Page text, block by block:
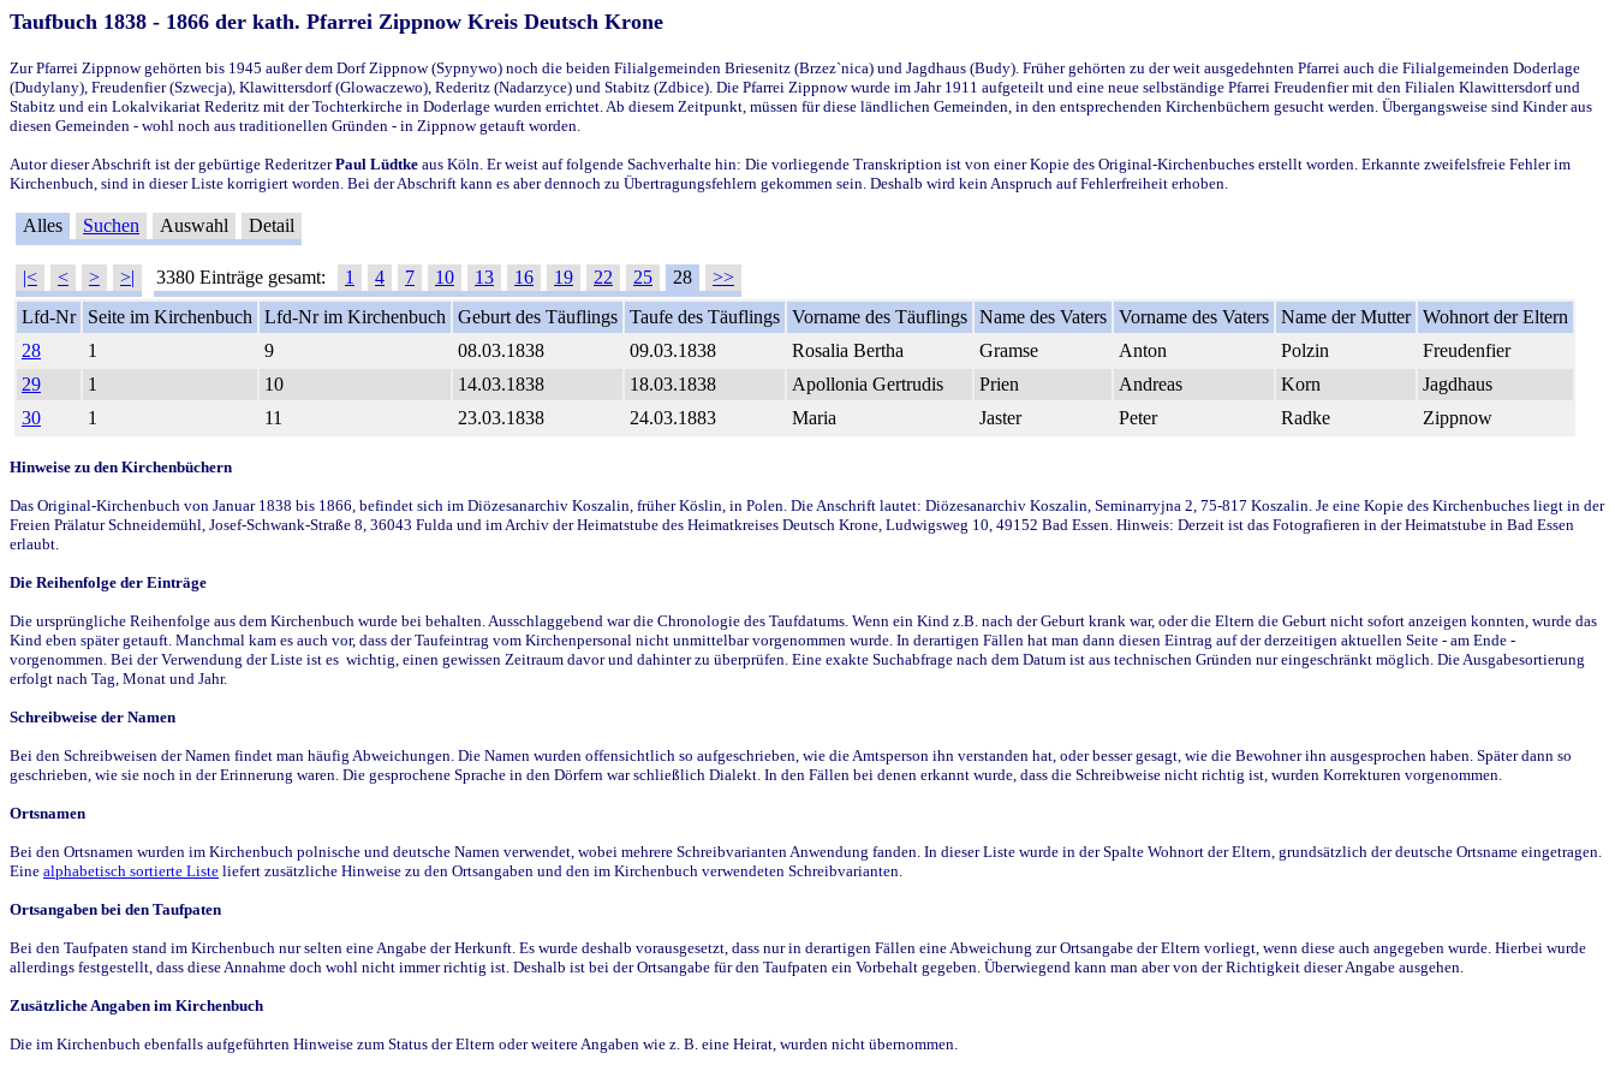
Taufbuch 1838 - 1866 der kath. Pfarrei Zippnow Kreis Deutsch Krone
Zur Pfarrei Zippnow gehörten bis 1945 außer dem Dorf Zippnow (Sypnywo) noch die beiden Filialgemeinden Briesenitz (Brzez`nica) und Jagdhaus (Budy). Früher gehörten zu der weit ausgedehnten Pfarrei auch die Filialgemeinden Doderlage
(Dudylany), Freudenfier (Szwecja), Klawittersdorf (Glowaczewo), Rederitz (Nadarzyce) und Stabitz (Zdbice). Die Pfarrei Zippnow wurde im Jahr 1911 aufgeteilt und eine neue selbständige Pfarrei Freudenfier mit den Filialen Klawittersdorf und
Stabitz und ein Lokalvikariat Rederitz mit der Tochterkirche in Doderlage wurden errichtet. Ab diesem Zeitpunkt, müssen für diese ländlichen Gemeinden, in den entsprechenden Kirchenbüchern gesucht werden. Übergangsweise sind Kinder aus
diesen Gemeinden - wohl noch aus traditionellen Gründen - in Zippnow getauft worden.
Autor dieser Abschrift ist der gebürtige RederitzerPaul Lüdtke aus Köln. Er weist auf folgende Sachverhalte hin: Die vorliegende Transkription ist von einer Kopie des Original-Kirchenbuches erstellt worden. Erkannte zweifelsfreie Fehler im
Kirchenbuch, sind in dieser Liste korrigiert worden. Bei der Abschrift kann es aber dennoch zu Übertragungsfehlern gekommen sein. Deshalb wird kein Anspruch auf Fehlerfreiheit erhoben.
Alles Suchen Auswahl Detail
|< < > >| 3380 Einträge gesamt: 1 4 7 10 13 16 19 22 25 28
>>
Lfd-Nr
Seite im Kirchenbuch Lfd-Nr im Kirchenbuch Geburt des Täuflings Taufe des Täuflings Vorname des Täuflings Name des Vaters Vorname des Vaters Name der Mutter Wohnort der Eltern
28
1 9 08.03.1838 09.03.1838 Rosalia Bertha Gramse Anton Polzin
Freudenfier
29
1 10 14.03.1838 18.03.1838 Apollonia Gertrudis Prien Andreas Korn
Jagdhaus
30
1 11 23.03.1838 24.03.1883 Maria Jaster Peter Radke Zippnow
Hinweise zu den Kirchenbüchern
Das Original-Kirchenbuch von Januar 1838 bis 1866, befindet sich im Diözesanarchiv Koszalin, früher Köslin, in Polen. Die Anschrift lautet: Diözesanarchiv Koszalin, Seminarryjna 2, 75-817 Koszalin. Je eine Kopie des Kirchenbuches liegt in der
Freien Prälatur Schneidemühl, Josef-Schwank-Straße 8, 36043 Fulda und im Archiv der Heimatstube des Heimatkreises Deutsch Krone, Ludwigsweg 10, 49152 Bad Essen. Hinweis: Derzeit ist das Fotografieren in der Heimatstube in Bad Essen
erlaubt.
Die Reihenfolge der Einträge
Die ursprüngliche Reihenfolge aus dem Kirchenbuch wurde bei behalten. Ausschlaggebend war die Chronologie des Taufdatums. Wenn ein Kind z.B. nach der Geburt krank war, oder die Eltern die Geburt nicht sofort anzeigen konnten, wurde das
Kind eben später getauft. Manchmal kam es auch vor, dass der Taufeintrag vom Kirchenpersonal nicht unmittelbar vorgenommen wurde. In derartigen Fällen hat man dann diesen Eintrag auf der derzeitigen aktuellen Seite - am Ende -
vorgenommen. Bei der Verwendung der Liste ist es wichtig, einen gewissen Zeitraum davor und dahinter zu überprüfen. Eine exakte Suchabfrage nach dem Datum ist aus technischen Gründen nur eingeschränkt möglich. Die Ausgabesortierung
erfolgt nach Tag, Monat und Jahr.
Schreibweise der Namen
Bei den Schreibweisen der Namen findet man häufig Abweichungen. Die Namen wurden offensichtlich so aufgeschrieben, wie die Amtsperson ihn verstanden hat, oder besser gesagt, wie die Bewohner ihn ausgesprochen haben. Später dann so
geschrieben, wie sie noch in der Erinnerung waren. Die gesprochene Sprache in den Dörfern war schließlich Dialekt. In den Fällen bei denen erkannt wurde, dass die Schreibweise nicht richtig ist, wurden Korrekturen vorgenommen.
Ortsnamen
Bei den Ortsnamen wurden im Kirchenbuch polnische und deutsche Namen verwendet, wobei mehrere Schreibvarianten Anwendung fanden. In dieser Liste wurde in der Spalte Wohnort der Eltern, grundsätzlich der deutsche Ortsname eingetragen.
Eine alphabetisch sortierte Liste liefert zusätzliche Hinweise zu den Ortsangaben und den im Kirchenbuch verwendeten Schreibvarianten.
Ortsangaben bei den Taufpaten
Bei den Taufpaten stand im Kirchenbuch nur selten eine Angabe der Herkunft. Es wurde deshalb vorausgesetzt, dass nur in derartigen Fällen eine Abweichung zur Ortsangabe der Eltern vorliegt, wenn diese auch angegeben wurde. Hierbei wurde
allerdings festgestellt, dass diese Annahme doch wohl nicht immer richtig ist. Deshalb ist bei der Ortsangabe für den Taufpaten ein Vorbehalt gegeben. Überwiegend kann man aber von der Richtigkeit dieser Angabe ausgehen.
Zusätzliche Angaben im Kirchenbuch
Die im Kirchenbuch ebenfalls aufgeführten Hinweise zum Status der Eltern oder weitere Angaben wie z. B. eine Heirat, wurden nicht übernommen.